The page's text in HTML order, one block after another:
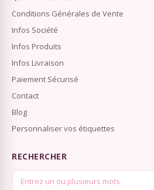
Conditions Générales de Vente
Infos Société
Infos Produits
Infos Livraison
Paiement Sécurisé
Contact
Blog
Personnaliser vos étiquettes
RECHERCHER